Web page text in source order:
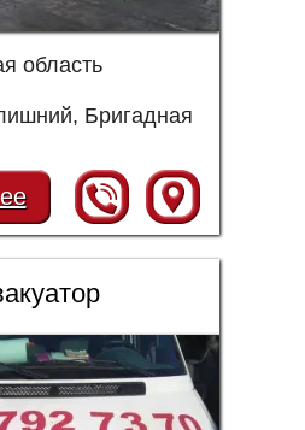
область
Бригадная